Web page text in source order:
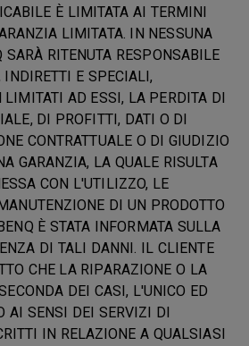
È LIMITATA AI TERMINI
LIMITATA. IN NESSUNA
SARÀ RITENUTA RESPONSABILE
E SPECIALI,
AD ESSI, LA PERDITA DI
DI PROFITTI, DATI O DI
CONTRATTUALE O DI GIUDIZIO
GARANZIA, LA QUALE RISULTA
CON L'UTILIZZO, LE
DI UN PRODOTTO
È STATA INFORMATA SULLA
DI TALI DANNI. IL CLIENTE
CHE LA RIPARAZIONE O LA
DEI CASI, L'UNICO ED
AI SENSI DEI SERVIZI DI
IN RELAZIONE A QUALSIASI